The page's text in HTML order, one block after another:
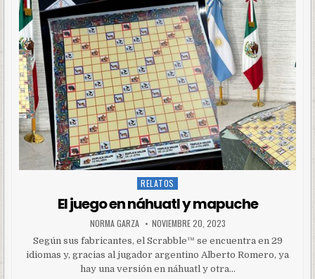
Posted
in
RELATOS
El juego en náhuatl y mapuche
NORMA GARZA NOVIEMBRE 20, 2023
Según sus fabricantes, el Scrabble™ se encuentra en 29
idiomas y, gracias al jugador argentino Alberto Romero, ya
hay una versión en náhuatl y otra…